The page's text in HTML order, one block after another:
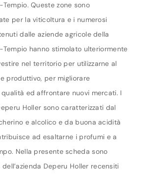
Queste zone sono
per la viticoltura e i numerosi
dalle aziende agricole della
hanno stimolato ulteriormente
nel territorio per utilizzarne al
produttivo, per migliorare
ed affrontare nuovi mercati. I
Holler sono caratterizzati dal
e alcolico e da buona acidità
ad esaltarne i profumi e a
Nella presente scheda sono
Deperu Holler recensiti